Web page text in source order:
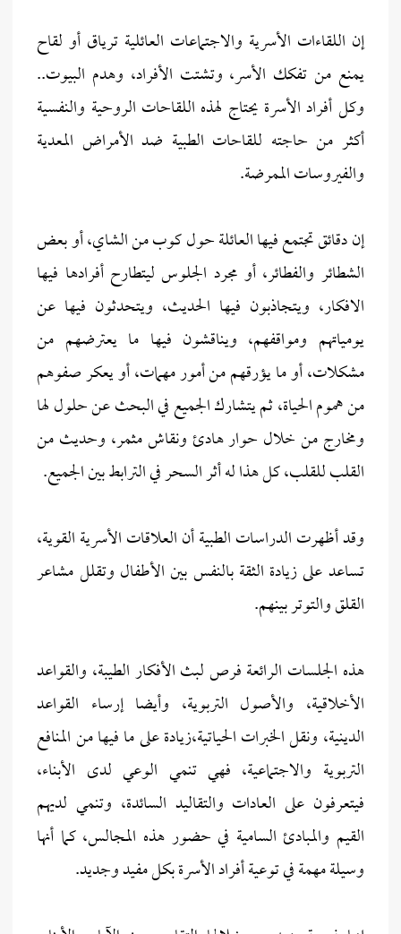
إن اللقاءات الأسرية والاجتماعات العائلية ترياق أو لقاح
يمنع من تفكك الأسر، وتشتت الأفراد، وهدم البيوت..
وكل أفراد الأسرة يحتاج لهذه اللقاحات الروحية والنفسية
أكثر من حاجته للقاحات الطبية ضد الأمراض المعدية
والفيروسات الممرضة.
إن دقائق تجتمع فيها العائلة حول كوب من الشاي، أو بعض
الشطائر والفطائر، أو مجرد الجلوس ليتطارح أفرادها فيها
الافكار، ويتجاذبون فيها الحديث، ويتحدثون فيها عن
يومياتهم ومواقفهم، ويناقشون فيها ما يعترضهم من
مشكلات، أو ما يؤرقهم من أمور مهمات، أو يعكر صفوهم
من هموم الحياة، ثم يتشارك الجميع في البحث عن حلول لها
ومخارج من خلال حوار هادئ ونقاش مثمر، وحديث من
القلب للقلب، كل هذا له أثر السحر في الترابط بين الجميع.
وقد أظهرت الدراسات الطبية أن العلاقات الأسرية القوية،
تساعد على زيادة الثقة بالنفس بين الأطفال وتقلل مشاعر
القلق والتوتر بينهم.
هذه الجلسات الرائعة فرص لبث الأفكار الطيبة، والقواعد
الأخلاقية، والأصول التربوية، وأيضا إرساء القواعد
الدينية، ونقل الخبرات الحياتية،زيادة على ما فيها من المنافع
التربوية والاجتماعية، فهي تنمي الوعي لدى الأبناء،
فيتعرفون على العادات والتقاليد السائدة، وتنمي لديهم
القيم والمبادئ السامية في حضور هذه المجالس، كما أنها
وسيلة مهمة في توعية أفراد الأسرة بكل مفيد وجديد.